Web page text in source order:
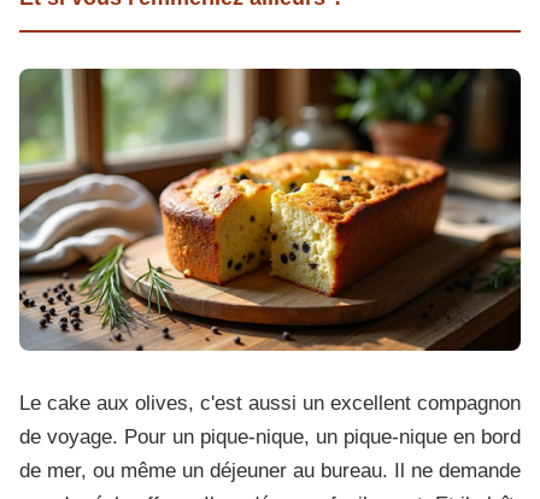
Le cake aux olives, c'est aussi un excellent compagnon
de voyage. Pour un pique-nique, un pique-nique en bord
de mer, ou même un déjeuner au bureau. Il ne demande